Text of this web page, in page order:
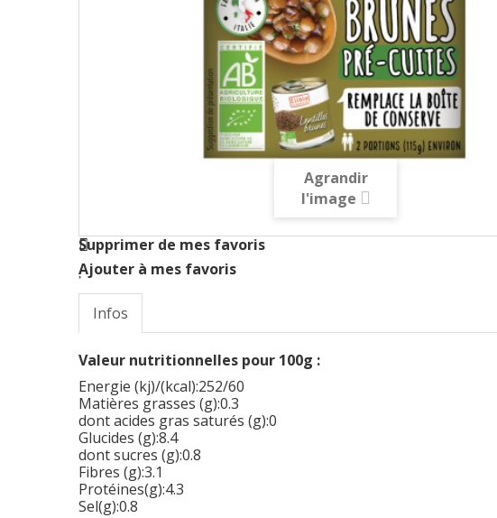
Agrandir
l'image
Supprimer de mes favoris
Ajouter à mes favoris
Infos
Valeur nutritionnelles pour 100g :
Energie (kj)/(kcal):252/60
Matières grasses (g):0.3
dont acides gras saturés (g):0
Glucides (g):8.4
dont sucres (g):0.8
Fibres (g):3.1
Protéines(g):4.3
Sel(g):0.8